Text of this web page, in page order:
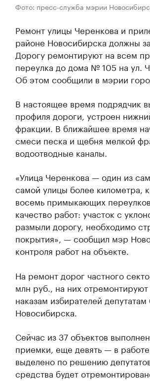
Фото: пресс-служба мэрии
Ремонт улицы Черенкова и
районе Новосибирска должны
Дорогу ремонтируют на всем
переулка до дома № 105 на ул.
Об этом сообщили в мэрии
В настоящее время подрядчик
профиля дороги, устроен
фракции. В ближайшее время
смеси песка и щебня мелкой
водоотводные каналы.
«Улица Черенкова — один из
самой улицы более километра,
восемь примыкающих
качество работ: участок с
размыли дорогу, необходимо
покрытия», — сообщил мэр
контроля работ на объекте.
На ремонт дорог частного
млн руб., на них
наказам избирателей
Новосибирска.
Сейчас из 37 объектов
приемки, еще девять — в
выделено по решению
средства будет